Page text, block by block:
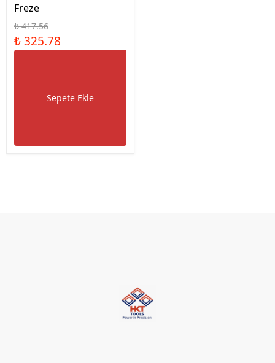
Freze
₺ 417.56
₺ 325.78
Sepete Ekle